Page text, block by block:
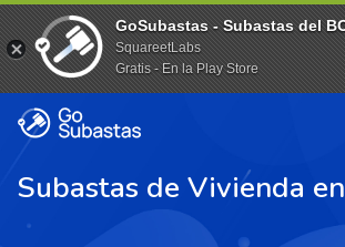
Subastas de Vivienda
GoSubastas - Subastas del
SquareetLabs
Gratis - En la Play Store